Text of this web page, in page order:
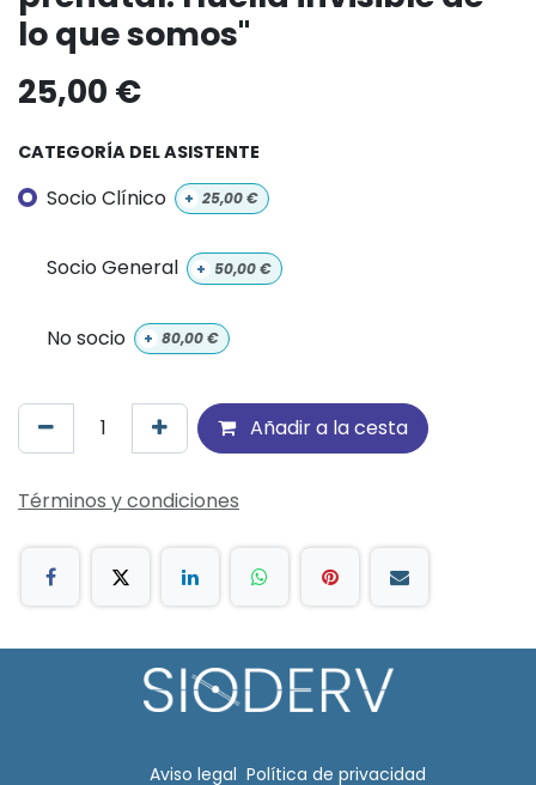
lo que somos"
25,00 €
CATEGORÍA DEL ASISTENTE
Socio Clínico + 25,00€
Socio General + 50,00€
No socio + 80,00€
Añadir a la cesta
Términos y condiciones
Aviso legal​ Política de privacidad